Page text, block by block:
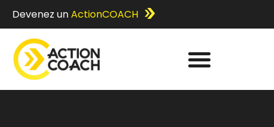
Devenez unActionCOACH